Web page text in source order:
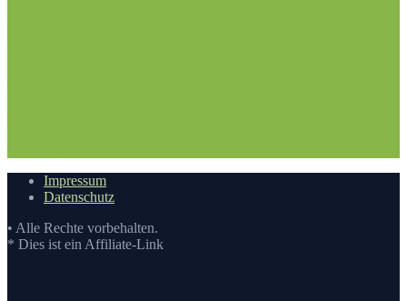
Impressum
Datenschutz
• Alle Rechte vorbehalten.
* Dies ist ein Affiliate-Link